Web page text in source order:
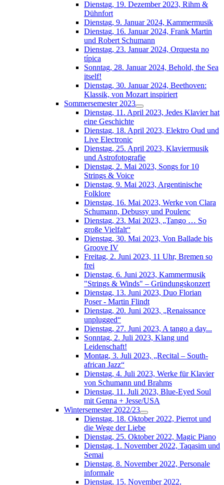
Dienstag, 19. Dezember 2023, Rihm &
Dühnfort
Dienstag, 9. Januar 2024, Kammermusik
Dienstag, 16. Januar 2024, Frank Martin
und Robert Schumann
Dienstag, 23. Januar 2024, Orquesta no
típica
Sonntag, 28. Januar 2024, Behold, the Sea
itself!
Dienstag, 30. Januar 2024, Beethoven:
Klassik, von Mozart inspiriert
Sommersemester 2023
Dienstag, 11. April 2023, Jedes Klavier hat
eine Geschichte
Dienstag, 18. April 2023, Elektro Oud und
Live Electronic
Dienstag, 25. April 2023, Klaviermusik
und Astrofotografie
Dienstag, 2. Mai 2023, Songs for 10
Strings & Voice
Dienstag, 9. Mai 2023, Argentinische
Folklore
Dienstag, 16. Mai 2023, Werke von Clara
Schumann, Debussy und Poulenc
Dienstag, 23. Mai 2023, „Tango … So
große Vielfalt“
Dienstag, 30. Mai 2023, Von Ballade bis
Groove IV
Freitag, 2. Juni 2023, 11 Uhr, Bremen so
frei
Dienstag, 6. Juni 2023, Kammermusik
"Strings & Winds" – Gründungskonzert
Dienstag, 13. Juni 2023, Duo Florian
Poser - Martin Flindt
Dienstag, 20. Juni 2023, „Renaissance
unplugged“
Dienstag, 27. Juni 2023, A tango a day...
Sonntag, 2. Juli 2023, Klang und
Leidenschaft!
Montag, 3. Juli 2023, „Recital – South-
african Jazz“
Dienstag, 4. Juli 2023, Werke für Klavier
von Schumann und Brahms
Dienstag, 11. Juli 2023, Blue-Eyed Soul
mit Genna + Jesse/USA
Wintersemester 2022/23
Dienstag, 18. Oktober 2022, Pierrot und
die Wege der Liebe
Dienstag, 25. Oktober 2022, Magic Piano
Dienstag, 1. November 2022, Taqasim und
Semai
Dienstag, 8. November 2022, Personale
informale
Dienstag, 15. November 2022,